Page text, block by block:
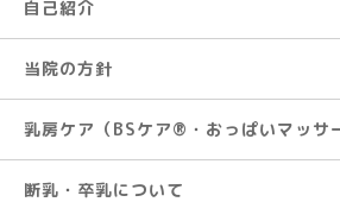
自己紹介
当院の方針
乳房ケア（BSケア®︎・おっぱいマッサ
断乳・卒乳について